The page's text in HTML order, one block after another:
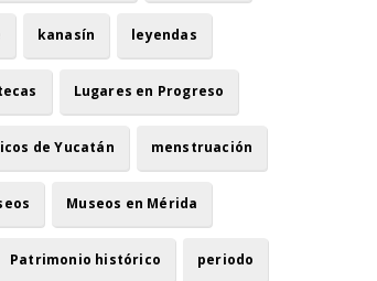
kanasín leyendas
Lugares en Progreso
de Yucatán menstruación
Museos en Mérida
Patrimonio histórico periodo